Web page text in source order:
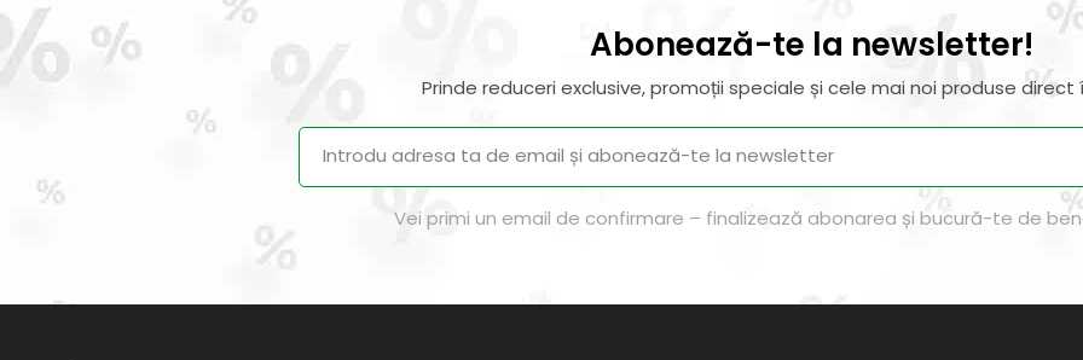
Abonează-te la newsletter!
Prinde reduceri exclusive, promoții speciale și cele mai noi produse direct
Vei primi un email de confirmare – finalizează abonarea și bucură-te de